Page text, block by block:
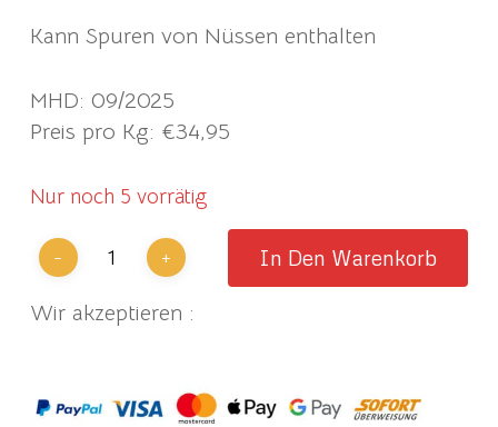
Kann Spuren von Nüssen enthalten
MHD: 09/2025
Preis pro Kg: €34,95
Nur noch 5 vorrätig
In Den Warenkorb
Wir akzeptieren :